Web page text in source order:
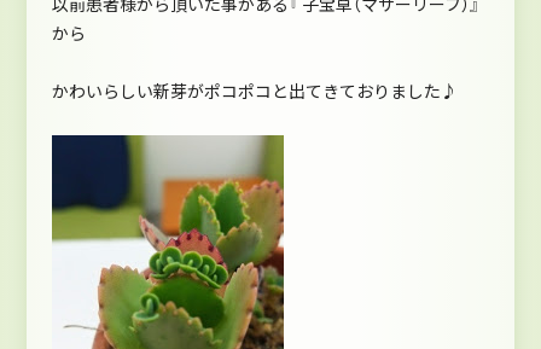
以前患者様から頂いた事がある『 子宝草（マザーリーフ）』
から
かわいらしい新芽がポコポコと出てきておりました♪